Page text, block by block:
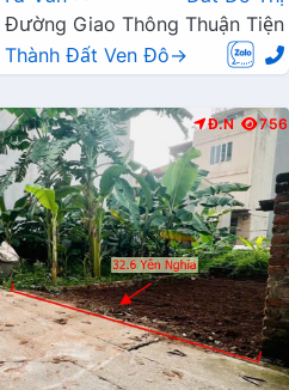
Đường Giao Thông Thuận Tiện
Thành Đất Ven Đô→
Đ.N 756